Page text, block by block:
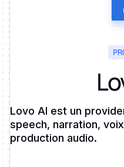
Lovo AI est un
speech, narration,
production audio.